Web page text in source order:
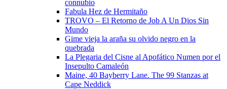
connubio
Fabula Hez de Hermitaño
TROVO – El Retorno de Job A Un Dios Sin
Mundo
Gime vieja la araña su olvido negro en la
quebrada
La Plegaria del Cisne al Apofático Numen por el
Insepulto Camaleón
Maine, 40 Bayberry Lane. The 99 Stanzas at
Cape Neddick